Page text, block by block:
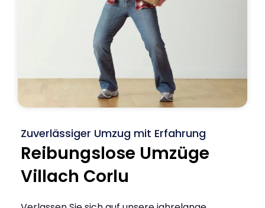
Zuverlässiger Umzug mit Erfahrung
Reibungslose Umzüge
Villach Corlu